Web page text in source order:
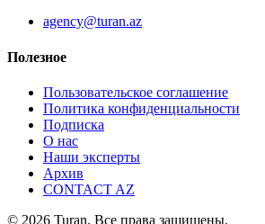
agency@turan.az
Полезное
Пользовательское соглашение
Политика конфиденциальности
Подписка
О нас
Наши эксперты
Архив
CONTACT AZ
© 2026 Turan. Все права защищены.